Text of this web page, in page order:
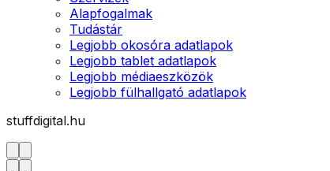
Alapfogalmak
Tudástár
Legjobb okosóra adatlapok
Legjobb tablet adatlapok
Legjobb médiaeszközök
Legjobb fülhallgató adatlapok
stuffdigital.hu